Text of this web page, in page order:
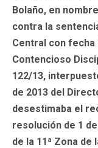
Bolaño, en
contra la
Central con fecha
Contencioso
122/13,
de 2013 del
desestimaba el
resolución de 1
de la 11ª Zona de